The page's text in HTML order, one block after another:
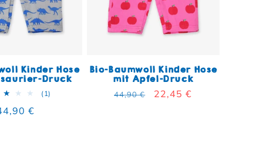
Kinder Hose
Druck
(1) 1 Bewertungen insgesamt
Preis
€
Bio-Baumwoll Kinder Hose
mit Apfel-Druck
Normaler Preis
44,90 € Verkaufspreis
22,45 €